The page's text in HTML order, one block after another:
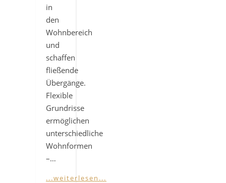
in
den
Wohnbereich
und
schaffen
fließende
Übergänge.
Flexible
Grundrisse
ermöglichen
unterschiedliche
Wohnformen
–…
...weiterlesen...